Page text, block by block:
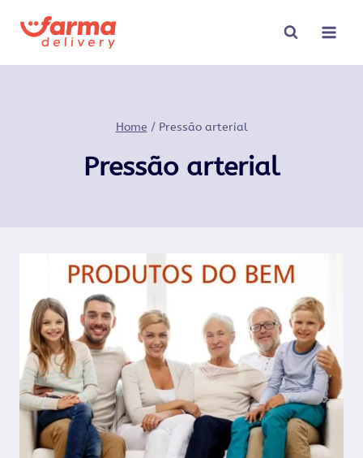
para
Home / Pressão arterial
Pressão arterial